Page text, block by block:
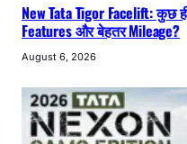
New Tata Tigor Facelift: कुछ
Features और बेहतर Mileage?
August 6, 2026